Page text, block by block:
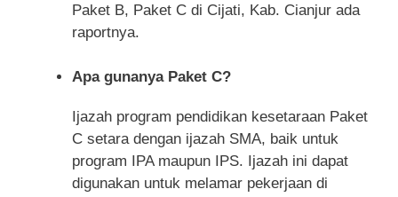
Paket B, Paket C di Cijati, Kab. Cianjur ada
raportnya.
Apa gunanya Paket C?
Ijazah program pendidikan kesetaraan Paket
C setara dengan ijazah SMA, baik untuk
program IPA maupun IPS. Ijazah ini dapat
digunakan untuk melamar pekerjaan di